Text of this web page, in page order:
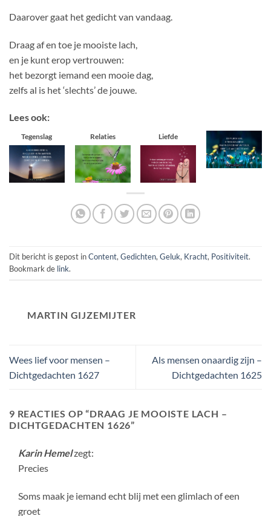
Daarover gaat het gedicht van vandaag.
Draag af en toe je mooiste lach,
en je kunt erop vertrouwen:
het bezorgt iemand een mooie dag,
zelfs al is het ‘slechts’ de jouwe.
Lees ook:
Tegenslag Relaties Liefde
Dit bericht is gepost inContent,Gedichten,Geluk, Kracht, Positiviteit.
Bookmark de link.
MARTIN GIJZEMIJTER
Wees lief voor mensen –
Dichtgedachten 1627
Als mensen onaardig zijn –
Dichtgedachten 1625
9 REACTIES OP “DRAAG JE MOOISTE LACH –
DICHTGEDACHTEN 1626”
Karin Hemelzegt:
Precies
Soms maak je iemand echt blij met een glimlach of een
groet